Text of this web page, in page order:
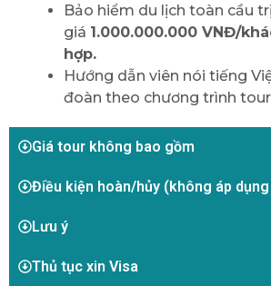
Bảo hiểm du lịch toàn cầu
giá 1.000.000.000 VNĐ/
hợp.
Hướng dẫn viên nói tiếng
đoàn theo chương trình
Giá tour không bao gồm
Điều kiện hoàn/hủy (không áp
Lưu ý
Thủ tục xin Visa